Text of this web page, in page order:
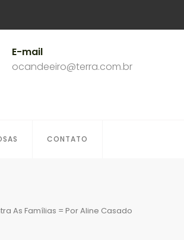
E-mail
ocandeeiro@terra.com.br
CONTATO
As Famílias = Por Aline Casado